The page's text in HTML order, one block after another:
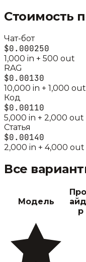
Стоимость
Чат-бот
$0.000250
1,000 in + 500 out
RAG
$0.00130
10,000 in + 1,000 out
Код
$0.00110
5,000 in + 2,000 out
Статья
$0.00140
2,000 in + 4,000 out
Все
Модель
р